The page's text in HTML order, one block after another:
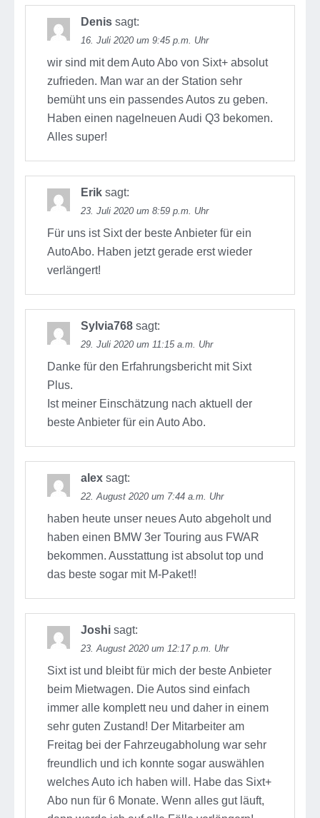
Denis sagt:
16. Juli 2020 um 9:45 p.m. Uhr
wir sind mit dem Auto Abo von Sixt+ absolut
zufrieden. Man war an der Station sehr
bemüht uns ein passendes Autos zu geben.
Haben einen nagelneuen Audi Q3 bekomen.
Alles super!
Erik sagt:
23. Juli 2020 um 8:59 p.m. Uhr
Für uns ist Sixt der beste Anbieter für ein
AutoAbo. Haben jetzt gerade erst wieder
verlängert!
Sylvia768 sagt:
29. Juli 2020 um 11:15 a.m. Uhr
Danke für den Erfahrungsbericht mit Sixt
Plus.
Ist meiner Einschätzung nach aktuell der
beste Anbieter für ein Auto Abo.
alex sagt:
22. August 2020 um 7:44 a.m. Uhr
haben heute unser neues Auto abgeholt und
haben einen BMW 3er Touring aus FWAR
bekommen. Ausstattung ist absolut top und
das beste sogar mit M-Paket!!
Joshi sagt:
23. August 2020 um 12:17 p.m. Uhr
Sixt ist und bleibt für mich der beste Anbieter
beim Mietwagen. Die Autos sind einfach
immer alle komplett neu und daher in einem
sehr guten Zustand! Der Mitarbeiter am
Freitag bei der Fahrzeugabholung war sehr
freundlich und ich konnte sogar auswählen
welches Auto ich haben will. Habe das Sixt+
Abo nun für 6 Monate. Wenn alles gut läuft,